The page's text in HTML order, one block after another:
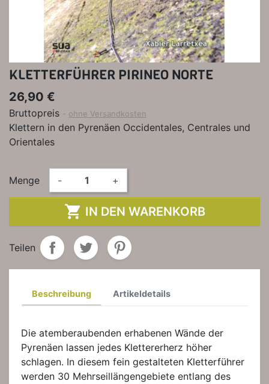
KLETTERFÜHRER PIRINEO NORTE
26,90 €
Bruttopreis ohne Versandkosten
Klettern in den Pyrenäen Occidentales, Centrales und
Orientales
Menge - +
 IN DEN WARENKORB
Teilen
Beschreibung Artikeldetails
Die atemberaubenden erhabenen Wände der
Pyrenäen lassen jedes Klettererherz höher
schlagen. In diesem fein gestalteten Kletterführer
werden 30 Mehrseillängengebiete entlang des